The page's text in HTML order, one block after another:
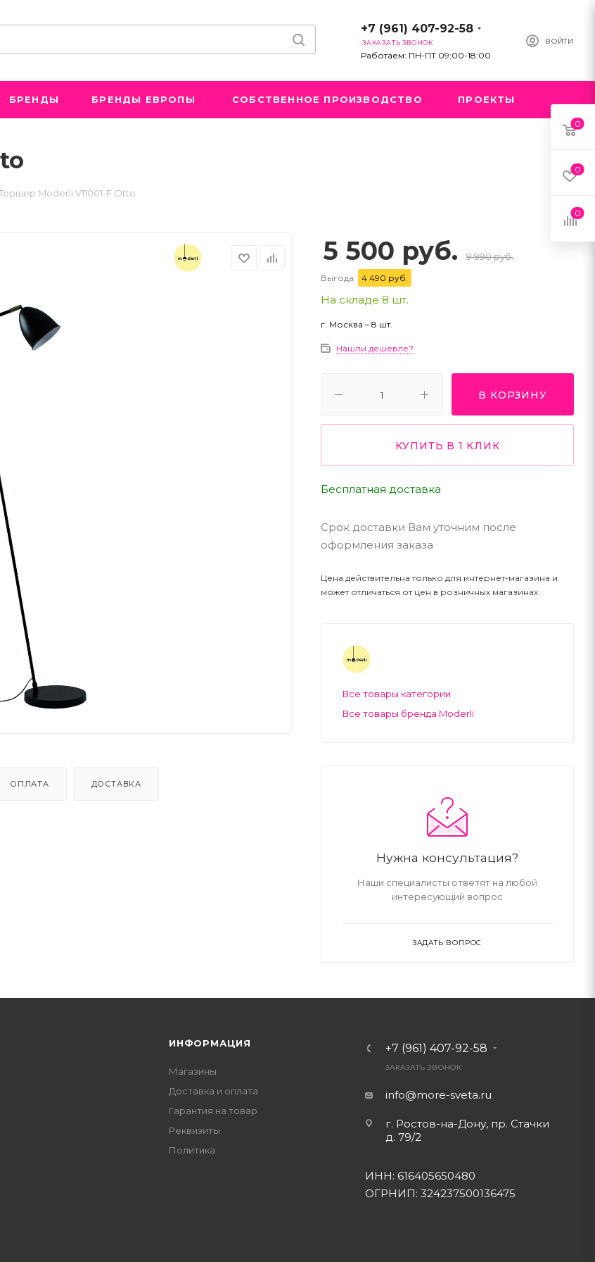
ВОЙТИ
+7 (961) 407-92-58
ЗАКАЗАТЬ ЗВОНОК
Работаем: ПН-ПТ 09:00-18:00
БРЕНДЫ БРЕНДЫ ЕВРОПЫ СОБСТВЕННОЕ ПРОИЗВОДСТВО ПРОЕКТЫ
Moderli V11001-F Otto
ОПЛАТА ДОСТАВКА
5 500 руб. 9 990 руб.
Выгода: 4 490 руб.
На складе 8 шт.
г. Москва – 8 шт.
Нашли дешевле?
В КОРЗИНУ
КУПИТЬ В 1 КЛИК
Бесплатная доставка
Срок доставки Вам уточним после
оформления заказа
Цена действительна только для интернет-магазина и
может отличаться от цен в розничных магазинах
Все товары категории
Все товары бренда Moderli
Нужна консультация?
Наши специалисты ответят на любой
интересующий вопрос
ЗАДАТЬ ВОПРОС
ИНФОРМАЦИЯ
Магазины
Доставка и оплата
Гарантия на товар
Реквизиты
Политика
+7 (961) 407-92-58
ЗАКАЗАТЬ ЗВОНОК
info@more-sveta.ru
г. Ростов-на-Дону, пр. Стачки
д. 79/2
ИНН: 616405650480
ОГРНИП: 324237500136475
0
0
0